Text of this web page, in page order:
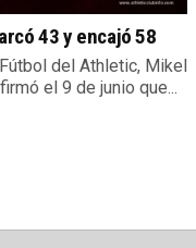
43 y encajó 58
del Athletic, Mikel
el 9 de junio que...